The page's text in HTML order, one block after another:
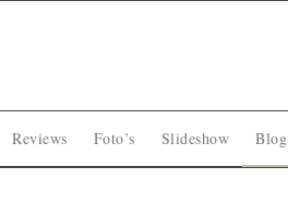
Reviews Foto’s Slideshow Blog